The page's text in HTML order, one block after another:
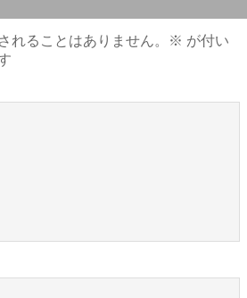
れることはありません。 ※ が付い